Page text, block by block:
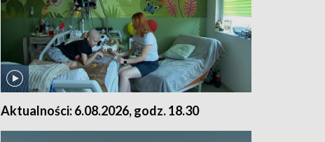
Aktualności: 6.08.2026, godz. 18.30